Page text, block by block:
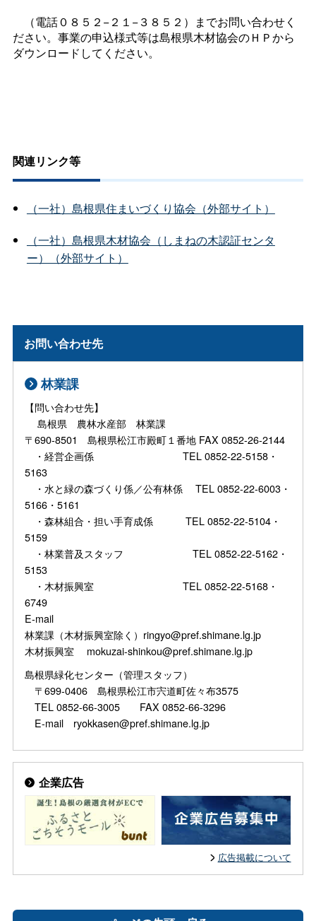
（電話０８５２−２１−３８５２）までお問い合わせく
ださい。事業の申込様式等は島根県木材協会のＨＰから
ダウンロードしてください。
関連リンク等
（一社）島根県住まいづくり協会（外部サイト）
（一社）島根県木材協会（しまねの木認証センタ
ー）（外部サイト）
お問い合わせ先
林業課
【問い合わせ先】
島根県 農林水産部 林業課
〒690-8501 島根県松江市殿町１番地 FAX 0852-26-2144
・経営企画係 TEL 0852-22-5158・
5163
・水と緑の森づくり係／公有林係 TEL 0852-22-6003・
5166・5161
・森林組合・担い手育成係 TEL 0852-22-5104・
5159
・林業普及スタッフ TEL 0852-22-5162・
5153
・木材振興室 TEL 0852-22-5168・
6749
E-mail
林業課（木材振興室除く）ringyo@pref.shimane.lg.jp
木材振興室 mokuzai-shinkou@pref.shimane.lg.jp
島根県緑化センター（管理スタッフ）
〒699-0406 島根県松江市宍道町佐々布3575
TEL 0852-66-3005 FAX 0852-66-3296
E-mail ryokkasen@pref.shimane.lg.jp
企業広告
広告掲載について